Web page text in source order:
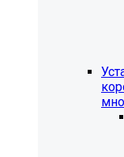
PHP версии ниже